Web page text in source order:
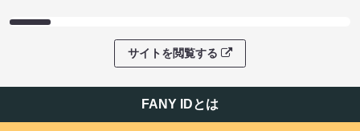
サイトを閲覧する
FANY IDとは